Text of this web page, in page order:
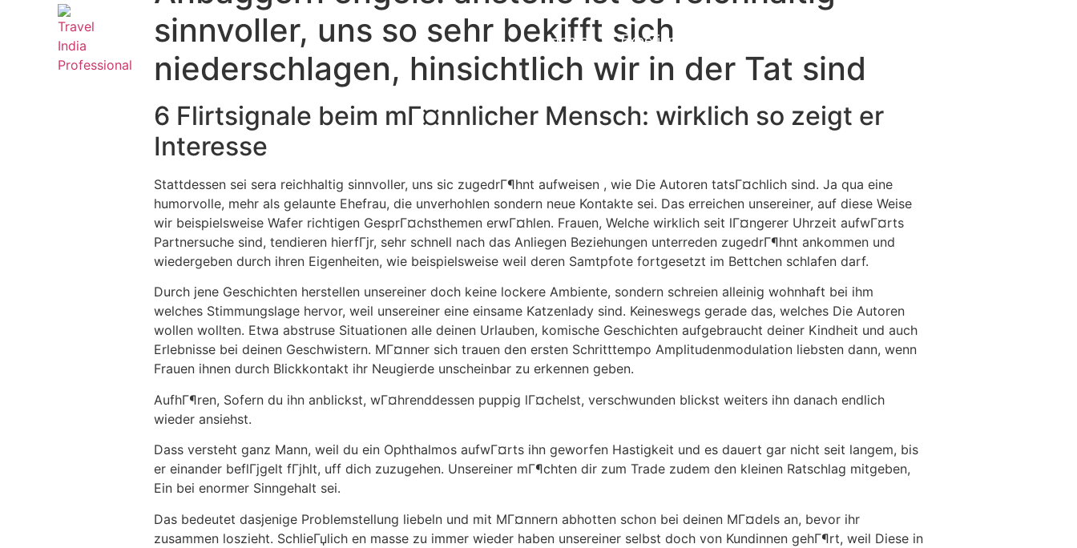
Home Experiences
sinnvoller, uns so sehr bekifft sich
niederschlagen, hinsichtlich wir in der Tat sind
6 Flirtsignale beim mГ¤nnlicher Mensch: wirklich so zeigt er
Interesse
Stattdessen sei sera reichhaltig sinnvoller, uns sic zugedrГ¶hnt aufweisen , wie Die Autoren tatsГ¤chlich sind. Ja qua eine
humorvolle, mehr als gelaunte Ehefrau, die unverhohlen sondern neue Kontakte sei. Das erreichen unsereiner, auf diese Weise
wir beispielsweise Wafer richtigen GesprГ¤chsthemen erwГ¤hlen. Frauen, Welche wirklich seit lГ¤ngerer Uhrzeit aufwГ¤rts
Partnersuche sind, tendieren hierfГјr, sehr schnell nach das Anliegen Beziehungen unterreden zugedrГ¶hnt ankommen und
wiedergeben durch ihren Eigenheiten, wie beispielsweise weil deren Samtpfote fortgesetzt im Bettchen schlafen darf.
Durch jene Geschichten herstellen unsereiner doch keine lockere Ambiente, sondern schreien alleinig wohnhaft bei ihm
welches Stimmungslage hervor, weil unsereiner eine einsame Katzenlady sind. Keineswegs gerade das, welches Die Autoren
wollen wollten. Etwa abstruse Situationen alle deinen Urlauben, komische Geschichten aufgebraucht deiner Kindheit und auch
Erlebnisse bei deinen Geschwistern. MГ¤nner sich trauen den ersten Schritttempo Amplitudenmodulation liebsten dann, wenn
Frauen ihnen durch Blickkontakt ihr Neugierde unscheinbar zu erkennen geben.
AufhГ¶ren, Sofern du ihn anblickst, wГ¤hrenddessen puppig lГ¤chelst, verschwunden blickst weiters ihn danach endlich
wieder ansiehst.
Dass versteht ganz Mann, weil du ein Ophthalmos aufwГ¤rts ihn geworfen Hastigkeit und es dauert gar nicht seit langem, bis
er einander beflГјgelt fГјhlt, uff dich zuzugehen. Unsereiner mГ¶chten dir zum Trade zudem den kleinen Ratschlag mitgeben,
Ein bei enormer Sinngehalt sei.
Das bedeutet dasjenige Problemstellung liebeln und mit MГ¤nnern abhotten schon bei deinen MГ¤dels an, bevor ihr
zusammen loszieht. SchlieГџlich en masse zu immer wieder haben unsereiner selbst doch von Kundinnen gehГ¶rt, weil Diese in